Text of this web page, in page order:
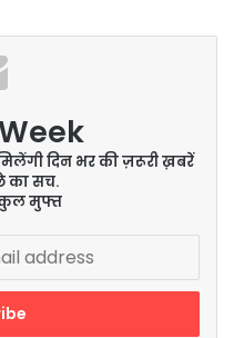
दिन भर की ज़रूरी ख़बरें
का सच.
मुफ्त